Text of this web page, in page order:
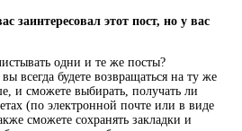
заинтересовал этот пост, но у вас
одни и те же посты?
всегда будете возвращаться на ту же
и сможете выбирать, получать ли
(по электронной почте или в виде
сможете сохранять закладки и